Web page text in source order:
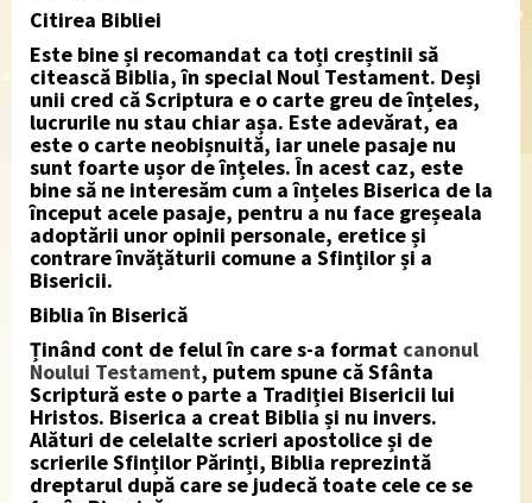
Citirea Bibliei
Este bine și recomandat ca toți creștinii să
citească Biblia, în special Noul Testament. Deși
unii cred că Scriptura e o carte greu de înțeles,
lucrurile nu stau chiar așa. Este adevărat, ea
este o carte neobișnuită, iar unele pasaje nu
sunt foarte ușor de înțeles. În acest caz, este
bine să ne interesăm cum a înțeles Biserica de la
început acele pasaje, pentru a nu face greșeala
adoptării unor opinii personale, eretice și
contrare învățăturii comune a Sfinților și a
Bisericii.
Biblia în Biserică
Ținând cont de felul în care s-a format canonul
Noului Testament, putem spune că Sfânta
Scriptură este o parte a Tradiției Bisericii lui
Hristos. Biserica a creat Biblia și nu invers.
Alături de celelalte scrieri apostolice și de
scrierile Sfinților Părinți, Biblia reprezintă
dreptarul după care se judecă toate cele ce se